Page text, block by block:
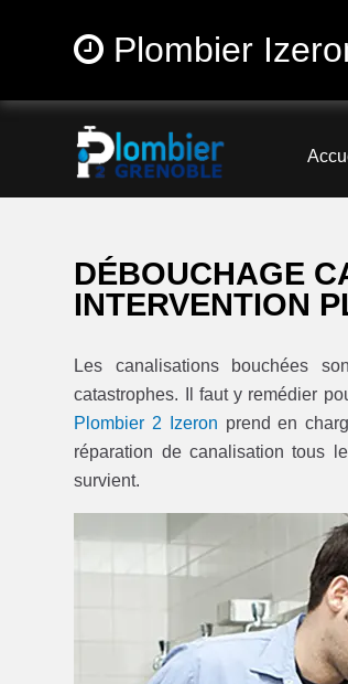
Plombier
DÉBOUCHAGE
INTERVENTION
Les canalisations bouchées
catastrophes. Il faut y remédier
Plombier 2 Izeron prend en
réparation de canalisation tous
survient.